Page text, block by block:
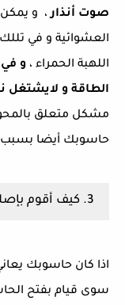
صوت أنذار، و
العشوائية و في
اللهبة الحمراء ، و
الطاقة و لايشتغل
حاسوبك أيضا بسبب
3. كيف أقوم بإصلاح مشاكل متعلقة الحاسوب :
اذا كان حاسوبك
سوى قيام بفتح